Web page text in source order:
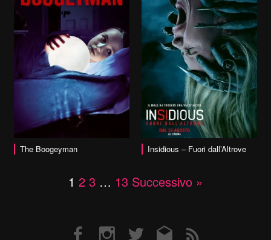
The Boogeyman
vai alla scheda Insidious – Fuori dall’Altrove
1 2 3 … 13 Successivo »